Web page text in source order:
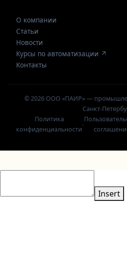
О компании
Статьи
Новости
Курсы по автоматизации ↗
Контакты
© 2026 ООО «ПАИР» —
Санкт-
Политика
конфиденциальности
·
Insert